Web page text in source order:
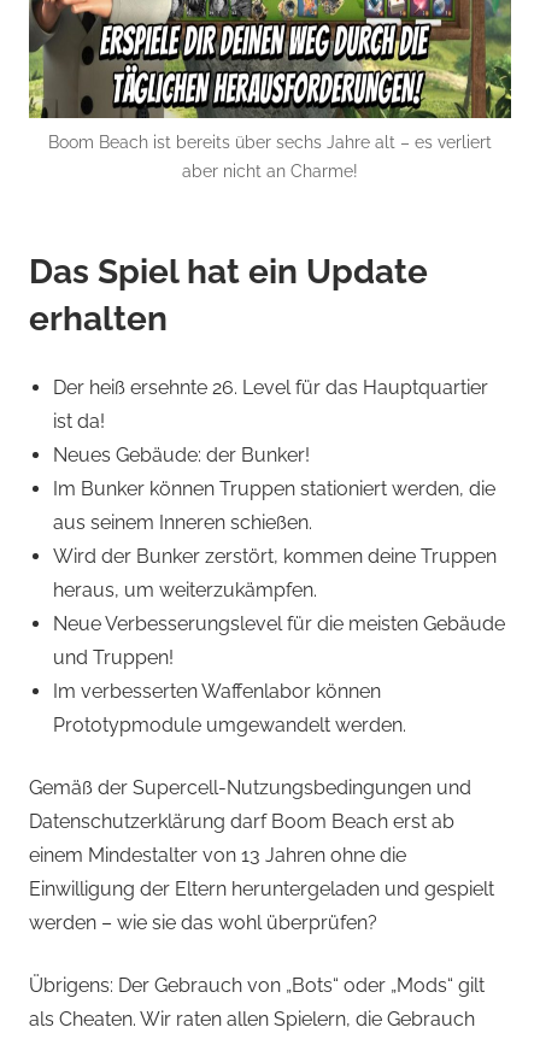
Boom Beach ist bereits über sechs Jahre alt – es verliert
aber nicht an Charme!
Das Spiel hat ein Update
erhalten
Der heiß ersehnte 26. Level für das Hauptquartier
ist da!
Neues Gebäude: der Bunker!
Im Bunker können Truppen stationiert werden, die
aus seinem Inneren schießen.
Wird der Bunker zerstört, kommen deine Truppen
heraus, um weiterzukämpfen.
Neue Verbesserungslevel für die meisten Gebäude
und Truppen!
Im verbesserten Waffenlabor können
Prototypmodule umgewandelt werden.
Gemäß der Supercell-Nutzungsbedingungen und
Datenschutzerklärung darf Boom Beach erst ab
einem Mindestalter von 13 Jahren ohne die
Einwilligung der Eltern heruntergeladen und gespielt
werden – wie sie das wohl überprüfen?
Übrigens: Der Gebrauch von „Bots“ oder „Mods“ gilt
als Cheaten. Wir raten allen Spielern, die Gebrauch